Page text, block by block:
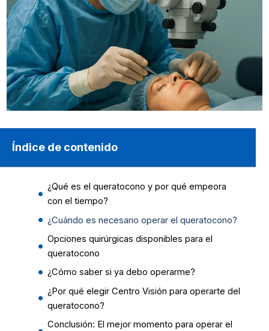
Índice de contenido
¿Qué es el queratocono y por qué empeora
con el tiempo?
¿Cuándo es necesario operar el queratocono?
Opciones quirúrgicas disponibles para el
queratocono
¿Cómo saber si ya debo operarme?
¿Por qué elegir Centro Visión para operarte del
queratocono?
Conclusión: El mejor momento para operar el